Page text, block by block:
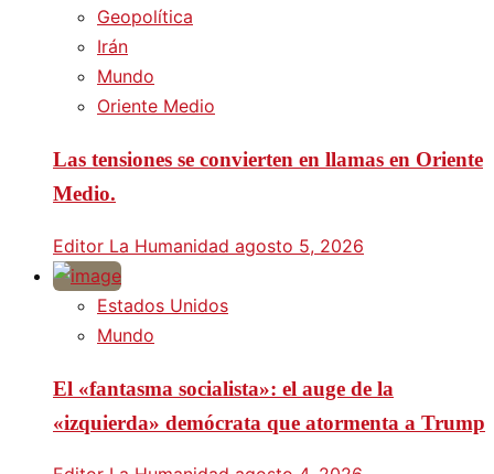
Geopolítica
Irán
Mundo
Oriente Medio
Las tensiones se convierten en llamas en Oriente
Medio.
Editor La Humanidad agosto 5, 2026
Estados Unidos
Mundo
El «fantasma socialista»: el auge de la
«izquierda» demócrata que atormenta a Trump